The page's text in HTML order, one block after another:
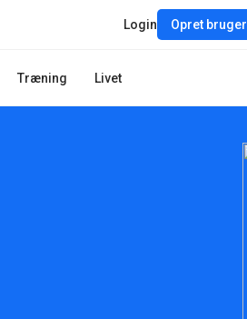
Træning Livet
Login Opret bruger